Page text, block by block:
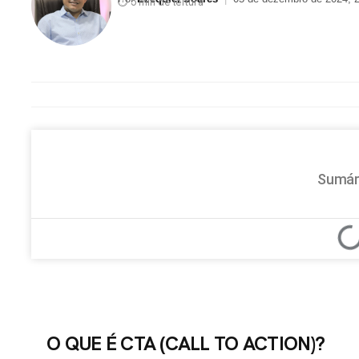
O QUE É CTA (CALL TO ACTION)?